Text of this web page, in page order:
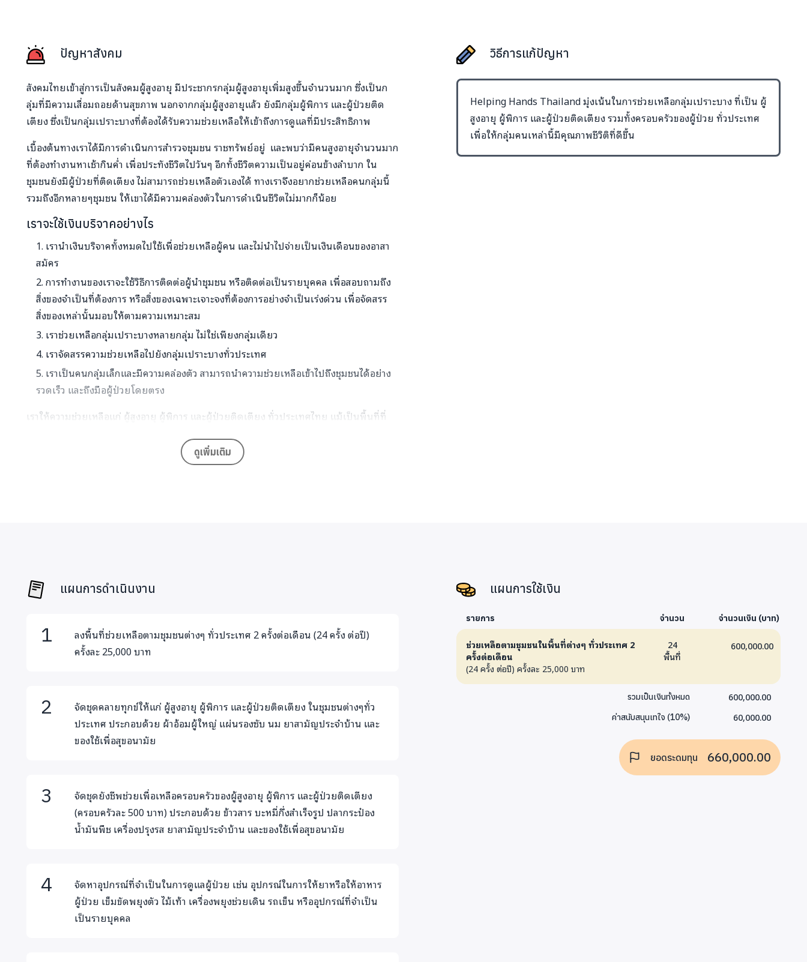
ปัญหาสังคม
สังคมไทยเข้าสู่การเป็นสังคมผู้สูงอายุ มีประชากรกลุ่มผู้สูงอายุเพิ่มสูงขึ้นจำนวนมาก ซึ่งเป็นก
ลุ่มที่มีความเสื่อมถอยด้านสุขภาพ นอกจากกลุ่มผู้สูงอายุแล้ว ยังมีกลุ่มผู้พิการ และผู้ป่วยติด
เตียง ซึ่งเป็นกลุ่มเปราะบางที่ต้องได้รับความช่วยเหลือให้เข้าถึงการดูแลที่มีประสิทธิภาพ
เบื้องต้นทางเราได้มีการดำเนินการสำรวจชุมชน ราชทรัพย์อยู่ และพบว่ามีคนสูงอายุจำนวนมาก
ที่ต้องทำงานหาเช้ากินค่ำ เพื่อประทังชีวิตไปวันๆ อีกทั้งชีวิตความเป็นอยู่ค่อนข้างลำบาก ใน
ชุมชนยังมีผู้ป่วยที่ติดเตียง ไม่สามารถช่วยเหลือตัวเองได้ ทางเราจึงอยากช่วยเหลือคนกลุ่มนี้
รวมถึงอีกหลายๆชุมชน ให้เขาได้มีความคล่องตัวในการดำเนินชีวิตไม่มากก็น้อย
เราจะใช้เงินบริจาคอย่างไร
เรานำเงินบริจาคทั้งหมดไปใช้เพื่อช่วยเหลือผู้คน และไม่นำไปจ่ายเป็นเงินเดือนของอาสา
สมัคร
การทำงานของเราจะใช้วิธีการติดต่อผู้นำชุมชน หรือติดต่อเป็นรายบุคคล เพื่อสอบถามถึง
สิ่งของจำเป็นที่ต้องการ หรือสิ่งของเฉพาะเจาะจงที่ต้องการอย่างจำเป็นเร่งด่วน เพื่อจัดสรร
สิ่งของเหล่านั้นมอบให้ตามความเหมาะสม
เราช่วยเหลือกลุ่มเปราะบางหลายกลุ่ม ไม่ใช่เพียงกลุ่มเดียว
เราจัดสรรความช่วยเหลือไปยังกลุ่มเปราะบางทั่วประเทศ
เราเป็นคนกลุ่มเล็กและมีความคล่องตัว สามารถนำความช่วยเหลือเข้าไปถึงชุมชนได้อย่าง
รวดเร็ว และถึงมือผู้ป่วยโดยตรง
เราให้ความช่วยเหลือแก่ ผู้สูงอายุ ผู้พิการ และผู้ป่วยติดเตียง ทั่วประเทศไทย แม้เป็นพื้นที่ที่
ดูเพิ่มเติม
วิธีการแก้ปัญหา
Helping Hands Thailand มุ่งเน้นในการช่วยเหลือกลุ่มเปราะบาง ที่เป็น ผู้
สูงอายุ ผู้พิการ และผู้ป่วยติดเตียง รวมทั้งครอบครัวของผู้ป่วย ทั่วประเทศ
เพื่อให้กลุ่มคนเหล่านี้มีคุณภาพชีวิติที่ดีขึ้น
แผนการดำเนินงาน
ลงพื้นที่ช่วยเหลือตามชุมชนต่างๆ ทั่วประเทศ 2 ครั้งต่อเดือน (24 ครั้ง ต่อปี)
ครั้งละ 25,000 บาท
จัดชุดคลายทุกข์ให้แก่ ผู้สูงอายุ ผู้พิการ และผู้ป่วยติดเตียง ในชุมชนต่างๆทั่ว
ประเทศ ประกอบด้วย ผ้าอ้อมผู้ใหญ่ แผ่นรองซับ นม ยาสามัญประจำบ้าน และ
ของใช้เพื่อสุขอนามัย
จัดชุดยังชีพช่วยเพื่อเหลือครอบครัวของผู้สูงอายุ ผู้พิการ และผู้ป่วยติดเตียง
(ครอบครัวละ 500 บาท) ประกอบด้วย ข้าวสาร บะหมี่กึ่งสำเร็จรูป ปลากระป๋อง
น้ำมันพืช เครื่องปรุงรส ยาสามัญประจำบ้าน และของใช้เพื่อสุขอนามัย
จัดหาอุปกรณ์ที่จำเป็นในการดูแลผู้ป่วย เช่น อุปกรณ์ในการให้ยาหรือให้อาหาร
ผู้ป่วย เข็มขัดพยุงตัว ไม้เท้า เครื่องพยุงช่วยเดิน รถเข็น หรืออุปกรณ์ที่จำเป็น
เป็นรายบุคคล
แผนการใช้เงิน
รายการ จำนวน จำนวนเงิน (บาท)
ช่วยเหลือตามชุมชนในพื้นที่ต่างๆ ทั่วประเทศ 2
ครั้งต่อเดือน
(24 ครั้ง ต่อปี) ครั้งละ 25,000 บาท
24
พื้นที่
600,000.00
รวมเป็นเงินทั้งหมด 600,000.00
ค่าสนับสนุนเทใจ (10%) 60,000.00
ยอดระดมทุน 660,000.00